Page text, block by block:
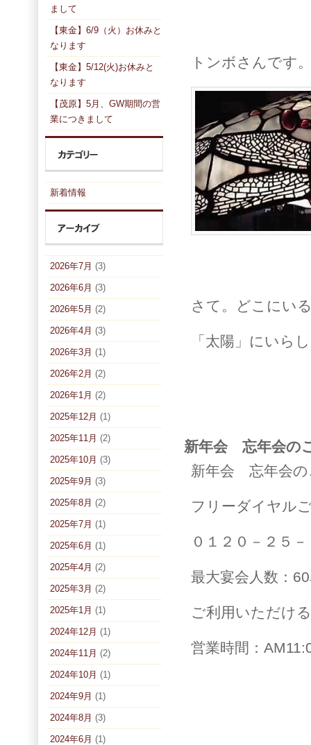
トンボさんです
さて。どこにい
「太陽」にいら
新年会 忘年会の
新年会 忘年会の
フリーダイヤル
０１２０－２５
最大宴会人数：
ご利用いただけ
営業時間：
まして
【東金】6/9（火）お休みと
なります
【東金】5/12(火)お休みと
なります
【茂原】5月、GW期間の営
業につきまして
新着情報
2026年7月 (3)
2026年6月 (3)
2026年5月 (2)
2026年4月 (3)
2026年3月 (1)
2026年2月 (2)
2026年1月 (2)
2025年12月 (1)
2025年11月 (2)
2025年10月 (3)
2025年9月 (3)
2025年8月 (2)
2025年7月 (1)
2025年6月 (1)
2025年4月 (2)
2025年3月 (2)
2025年1月 (1)
2024年12月 (1)
2024年11月 (2)
2024年10月 (1)
2024年9月 (1)
2024年8月 (3)
2024年6月 (1)